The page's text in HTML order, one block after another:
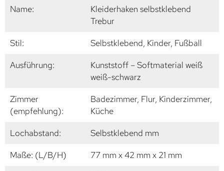
Name:
Kleiderhaken selbstklebend
Trebur
Stil:
Selbstklebend, Kinder, Fußball
Ausführung:
Kunststoff – Softmaterial weiß
weiß-schwarz
Zimmer
(empfehlung):
Badezimmer, Flur, Kinderzimmer,
Küche
Lochabstand:
Selbstklebend mm
Maße: (L/B/H)
77 mm x 42 mm x 21 mm